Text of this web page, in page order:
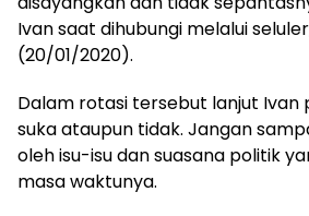
Ivan saat dihubungi melalui
(20/01/2020).
Dalam rotasi tersebut lanjut Ivan
suka ataupun tidak. Jangan
oleh isu-isu dan suasana politik
masa waktunya.